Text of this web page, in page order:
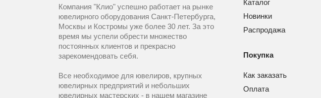
Компания "Клио" успешно работает на рынке
ювелирного оборудования Санкт-Петербурга,
Москвы и Костромы уже более 30 лет. За это
время мы успели обрести множество
постоянных клиентов и прекрасно
зарекомендовать себя.
Все необходимое для ювелиров, крупных
ювелирных предприятий и небольших
ювелирных мастерских - в нашем магазине
Каталог
Новинки
Распродажа
Покупка
Как заказать
Оплата